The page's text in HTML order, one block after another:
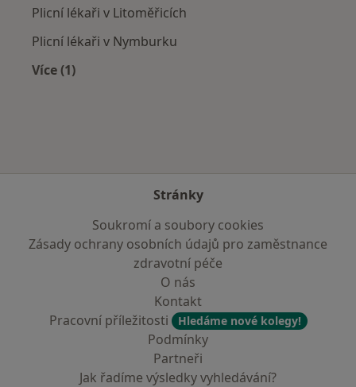
Plicní lékaři v Litoměřicích
Plicní lékaři v Nymburku
Více (1)
Stránky
Soukromí a soubory cookies
Zásady ochrany osobních údajů pro zaměstnance
zdravotní péče
O nás
Kontakt
Pracovní příležitosti
Hledáme nové kolegy!
Podmínky
Partneři
Jak řadíme výsledky vyhledávání?